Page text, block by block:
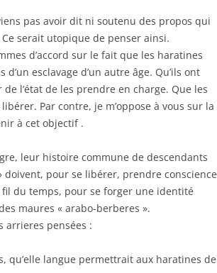
pas avoir dit ni soutenu des propos qui
serait utopique de penser ainsi.
d’accord sur le fait que les haratines
esclavage d’un autre âge. Qu’ils ont
l’état de les prendre en charge. Que les
Par contre, je m’oppose à vous sur la
à cet objectif .
leur histoire commune de descendants
pour se libérer, prendre conscience
du temps, pour se forger une identité
maures « arabo-berberes ».
arrieres pensées :
qu’elle langue permettrait aux haratines de